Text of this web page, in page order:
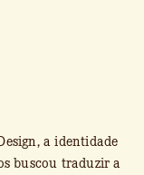
a identidade
buscou traduzir a